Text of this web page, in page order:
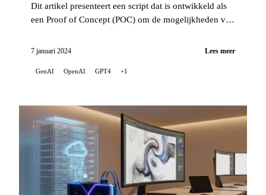
Dit artikel presenteert een script dat is ontwikkeld als
een Proof of Concept (POC) om de mogelijkheden van
raken.
7 januari 2024 Lees meer
GenAI OpenAI GPT4 +1